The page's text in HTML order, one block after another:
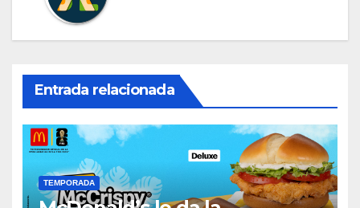
Entrada relacionada
TEMPORADA